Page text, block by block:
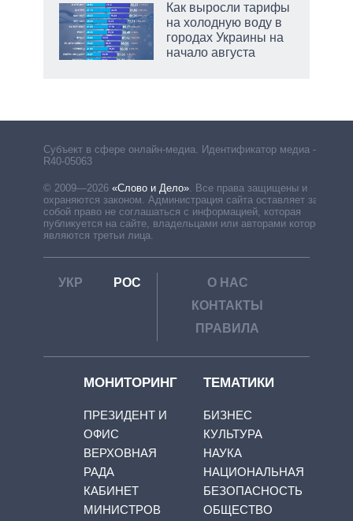
Как выросли тарифы
на холодную воду в
городах Украины на
начало августа
Субъект в сфере онлайн-медиа. Идентификатор медиа –
R40-05063
© 2009—2026 «Слово и Дело». Все права защищены и
охраняются законом. Администрация сайта оставляет за
собой право не соглашаться с информацией, которая
публикуется на сайте, владельцами или авторами которой
являются третьи лица.
УКР РОС
О НАС
КОНТАКТЫ
ПРАВИЛА
МОНИТОРИНГ
ПРЕЗИДЕНТ И
ОФИС
ВЕРХОВНАЯ
РАДА
КАБИНЕТ
МИНИСТРОВ
ТЕМАТИКИ
БИЗНЕС
КУЛЬТУРА
НАУКА
НАЦИОНАЛЬНАЯ
БЕЗОПАСНОСТЬ
ОБЩЕСТВО